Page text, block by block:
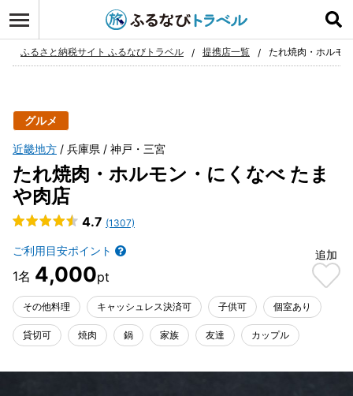
お気に入り
ふるさと納税サイト ふるなびトラベル 提携店一覧 たれ焼肉・ホルモ
グルメ
近畿地方 兵庫県 神戸・三宮
たれ焼肉・ホルモン・にくなべ たま
や肉店
4.7 (1307)
ご利用目安ポイント
4,000
追加
その他料理 キャッシュレス決済可 子供可 個室あり
貸切可 焼肉 鍋 家族 友達 カップル